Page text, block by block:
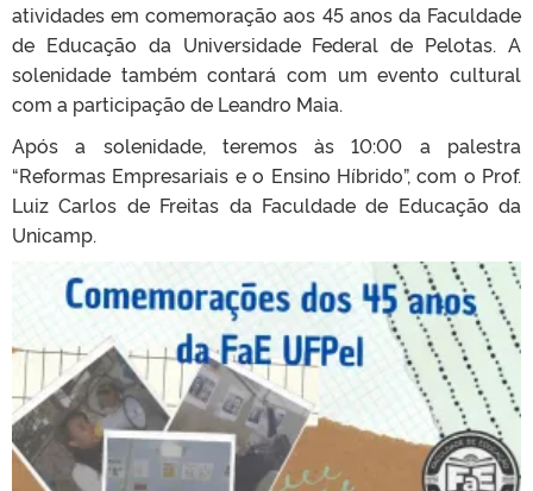
atividades em comemoração aos 45 anos da Faculdade
de Educação da Universidade Federal de Pelotas. A
solenidade também contará com um evento cultural
com a participação de Leandro Maia.
Após a solenidade, teremos às 10:00 a palestra
“Reformas Empresariais e o Ensino Híbrido”, com o Prof.
Luiz Carlos de Freitas da Faculdade de Educação da
Unicamp.